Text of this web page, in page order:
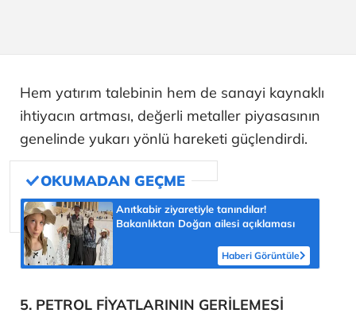
Hem yatırım talebinin hem de sanayi kaynaklı
ihtiyacın artması, değerli metaller piyasasının
genelinde yukarı yönlü hareketi güçlendirdi.
Anıtkabir ziyaretiyle tanındılar!
Bakanlıktan Doğan ailesi açıklaması
Haberi Görüntüle
5. PETROL FİYATLARININ GERİLEMESİ